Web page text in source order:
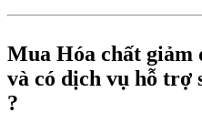
Mua Hóa chất giảm
và có dịch vụ hỗ trợ
?